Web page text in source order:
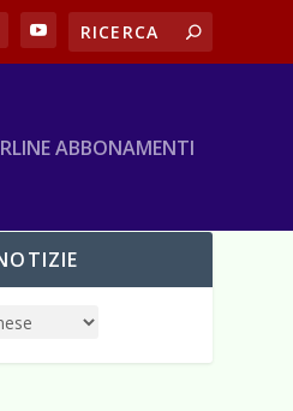
ABBONAMENTI